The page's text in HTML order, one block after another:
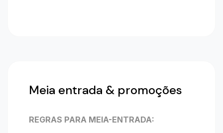
Meia entrada & promoções
REGRAS PARA MEIA-ENTRADA: